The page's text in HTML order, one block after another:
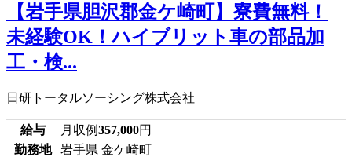
【岩手県胆沢郡金ケ崎町】寮費無料！
未経験OK！ハイブリット車の部品加
工・検...
日研トータルソーシング株式会社
給与 月収例357,000円
勤務地
岩手県 金ケ崎町